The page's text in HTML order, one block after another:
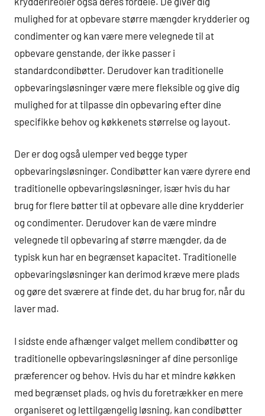
mulighed for at opbevare større mængder krydderier og
condimenter og kan være mere velegnede til at
opbevare genstande, der ikke passer i
standardcondibøtter. Derudover kan traditionelle
opbevaringsløsninger være mere fleksible og give dig
mulighed for at tilpasse din opbevaring efter dine
specifikke behov og køkkenets størrelse og layout.
Der er dog også ulemper ved begge typer
opbevaringsløsninger. Condibøtter kan være dyrere end
traditionelle opbevaringsløsninger, især hvis du har
brug for flere bøtter til at opbevare alle dine krydderier
og condimenter. Derudover kan de være mindre
velegnede til opbevaring af større mængder, da de
typisk kun har en begrænset kapacitet. Traditionelle
opbevaringsløsninger kan derimod kræve mere plads
og gøre det sværere at finde det, du har brug for, når du
laver mad.
I sidste ende afhænger valget mellem condibøtter og
traditionelle opbevaringsløsninger af dine personlige
præferencer og behov. Hvis du har et mindre køkken
med begrænset plads, og hvis du foretrækker en mere
organiseret og lettilgængelig løsning, kan condibøtter